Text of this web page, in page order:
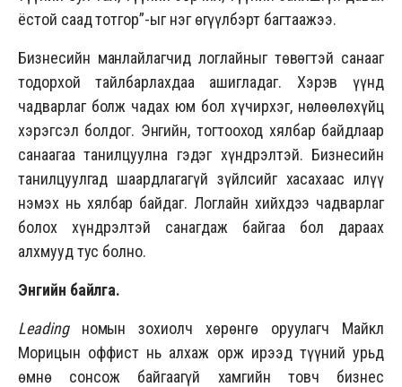
ёстой саад тотгор”-ыг нэг өгүүлбэрт багтаажээ.
Бизнесийн манлайлагчид логлайныг төвөгтэй санааг
тодорхой тайлбарлахдаа ашигладаг. Хэрэв үүнд
чадварлаг болж чадах юм бол хүчирхэг, нөлөөлөхүйц
хэрэгсэл болдог. Энгийн, тогтооход хялбар байдлаар
санаагаа танилцуулна гэдэг хүндрэлтэй. Бизнесийн
танилцуулгад шаардлагагүй зүйлсийг хасахаас илүү
нэмэх нь хялбар байдаг. Логлайн хийхдээ чадварлаг
болох хүндрэлтэй санагдаж байгаа бол дараах
алхмууд тус болно.
Энгийн байлга.
Leadingномын зохиолч хөрөнгө оруулагч Майкл
Морицын оффист нь алхаж орж ирээд түүний урьд
өмнө сонсож байгаагүй хамгийн товч бизнес